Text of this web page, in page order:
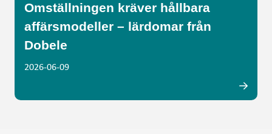
Omställningen kräver hållbara
affärsmodeller – lärdomar från
Dobele
2026-06-09